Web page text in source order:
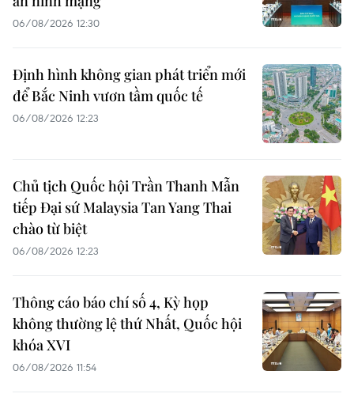
06/08/2026 12:30
Định hình không gian phát triển mới
để Bắc Ninh vươn tầm quốc tế
06/08/2026 12:23
Chủ tịch Quốc hội Trần Thanh Mẫn
tiếp Đại sứ Malaysia Tan Yang Thai
chào từ biệt
06/08/2026 12:23
Thông cáo báo chí số 4, Kỳ họp
không thường lệ thứ Nhất, Quốc hội
khóa XVI
06/08/2026 11:54